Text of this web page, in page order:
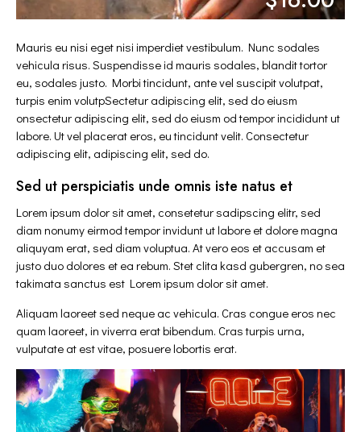
Mauris eu nisi eget nisi imperdiet vestibulum. Nunc sodales
vehicula risus. Suspendisse id mauris sodales, blandit tortor
eu, sodales justo. Morbi tincidunt, ante vel suscipit volutpat,
turpis enim volutpSectetur adipiscing elit, sed do eiusm
onsectetur adipiscing elit, sed do eiusm od tempor incididunt ut
labore. Ut vel placerat eros, eu tincidunt velit. Consectetur
adipiscing elit, adipiscing elit, sed do.
Sed ut perspiciatis unde omnis iste natus et
Lorem ipsum dolor sit amet, consetetur sadipscing elitr, sed
diam nonumy eirmod tempor invidunt ut labore et dolore magna
aliquyam erat, sed diam voluptua. At vero eos et accusam et
justo duo dolores et ea rebum. Stet clita kasd gubergren, no sea
takimata sanctus est Lorem ipsum dolor sit amet.
Aliquam laoreet sed neque ac vehicula. Cras congue eros nec
quam laoreet, in viverra erat bibendum. Cras turpis urna,
vulputate at est vitae, posuere lobortis erat.